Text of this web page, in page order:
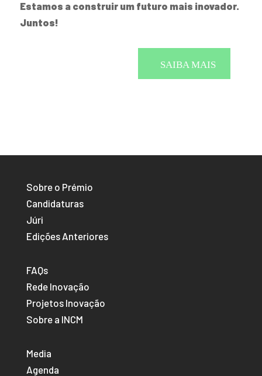
Estamos a construir um futuro mais inovador.
Juntos!
SAIBA MAIS
Sobre o Prémio
Candidaturas
Júri
Edições Anteriores
FAQs
Rede Inovação
Projetos Inovação
Sobre a INCM
Media
Agenda